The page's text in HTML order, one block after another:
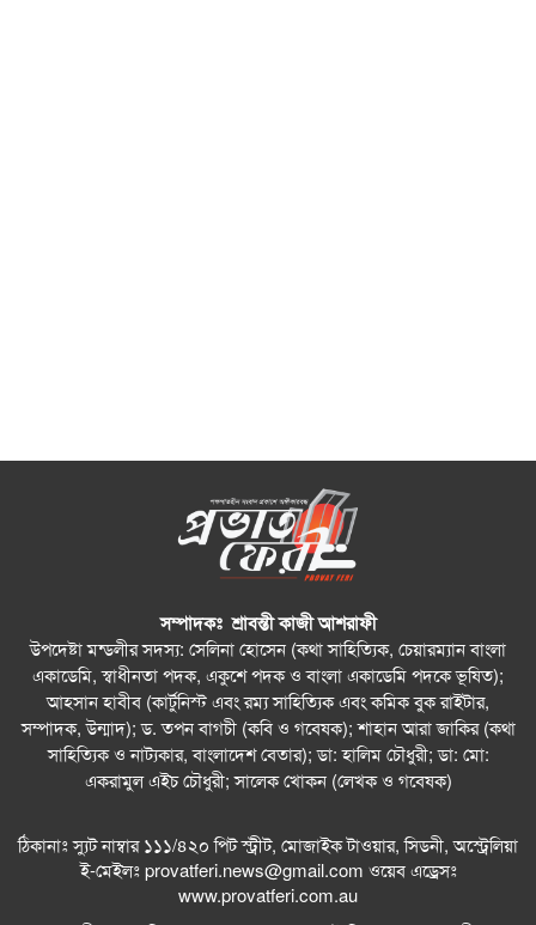
সম্পাদকঃ শ্রাবন্তী কাজী আশরাফী
উপদেষ্টা মন্ডলীর সদস্য: সেলিনা হোসেন (কথা সাহিত্যিক, চেয়ারম্যান বাংলা
একাডেমি, স্বাধীনতা পদক, একুশে পদক ও বাংলা একাডেমি পদকে ভূষিত);
আহসান হাবীব (কার্টুনিস্ট এবং রম্য সাহিত্যিক এবং কমিক বুক রাইটার,
সম্পাদক, উন্মাদ); ড. তপন বাগচী (কবি ও গবেষক); শাহান আরা জাকির (কথা
সাহিত্যিক ও নাট্যকার, বাংলাদেশ বেতার); ডা: হালিম চৌধুরী; ডা: মো:
একরামুল এইচ চৌধুরী; সালেক খোকন (লেখক ও গবেষক)
ঠিকানাঃ স্যুট নাম্বার ১১১/৪২০ পিট স্ট্রীট, মোজাইক টাওয়ার, সিডনী, অস্ট্রেলিয়া
ই-মেইলঃprovatferi.news@gmail.com ওয়েব এড্রেসঃ
www.provatferi.com.au